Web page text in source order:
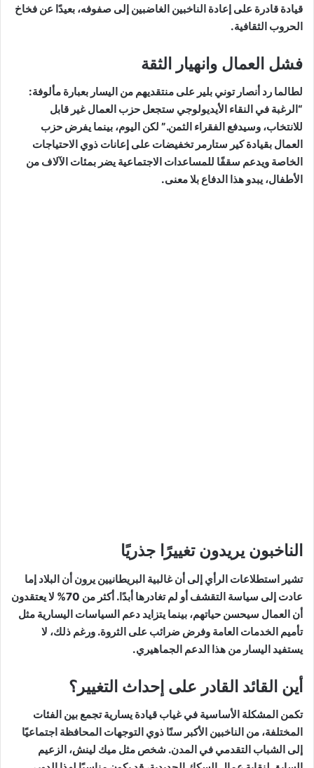
قيادة قادرة على إعادة الناخبين الغاضبين إلى صفوفه، بعيدًا عن فخاخ
الحروب الثقافية.
فشل العمال وانهيار الثقة
لطالما رد أنصار توني بلير على منتقديهم من اليسار بعبارة مألوفة:
“الرغبة في النقاء الأيديولوجي ستجعل حزب العمال غير قابل
للانتخاب، وسيدفع الفقراء الثمن.” لكن اليوم، بينما يفرض حزب
العمال بقيادة كير ستارمر تخفيضات على إعانات ذوي الاحتياجات
الخاصة ويدعم سقفًا للمساعدات الاجتماعية يضر بمئات الآلاف من
الأطفال، يبدو هذا الدفاع بلا معنى.
الناخبون يريدون تغييرًا جذريًا
تشير استطلاعات الرأي إلى أن غالبية البريطانيين يرون أن البلاد إما
عادت إلى سياسة التقشف أو لم تغادرها أبدًا. أكثر من 70% لا يعتقدون
أن العمال سيحسن حياتهم، بينما يتزايد دعم السياسات اليسارية مثل
تأميم الخدمات العامة وفرض ضرائب على الثروة. ورغم ذلك، لا
يستفيد اليسار من هذا الدعم الجماهيري.
أين القائد القادر على إحداث التغيير؟
تكمن المشكلة الأساسية في غياب قيادة يسارية تجمع بين الفئات
المختلفة، من الناخبين الأكبر سنًا ذوي التوجهات المحافظة اجتماعيًا
إلى الشباب التقدمي في المدن. شخص مثل ميك لينش، الزعيم